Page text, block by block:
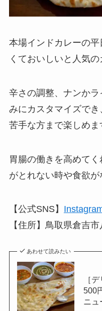
本場インドカレーの
くておいしいと人気の
辛さの調整、ナンか
みにカスタマイズで
苦手な方まで楽しめま
胃腸の働きを高めて
がとれない時や食欲が
【公式SNS】
【住所】鳥取県倉吉
あわせて読みたい
［
500
ニュ